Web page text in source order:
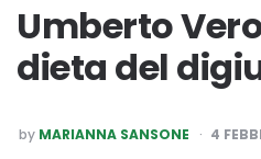
Umberto
dieta del
POSTED
BY
by MARIANNA SANSONE 4